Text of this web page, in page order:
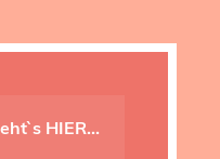
HIER…